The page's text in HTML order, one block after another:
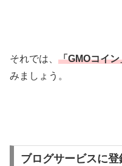
それでは、 「GMOコイ
みましょう。
ブログサービスに登